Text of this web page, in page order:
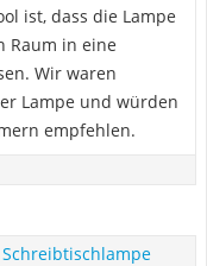
ist, dass die Lampe
Raum in eine
Wir waren
Lampe und würden
empfehlen.